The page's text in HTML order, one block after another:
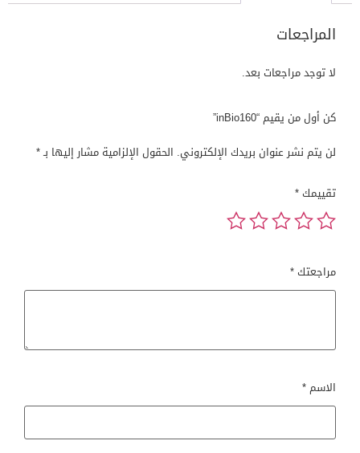
المراجعات
لا توجد مراجعات بعد.
كن أول من يقيم “inBio160”
لن يتم نشر عنوان بريدك الإلكتروني. الحقول الإلزامية مشار إليها بـ*
تقييمك*
مراجعتك*
الاسم*